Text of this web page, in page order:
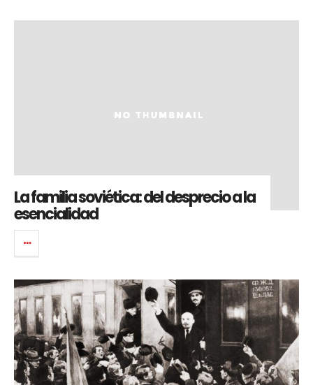
La familia soviética: del desprecio a la
esencialidad